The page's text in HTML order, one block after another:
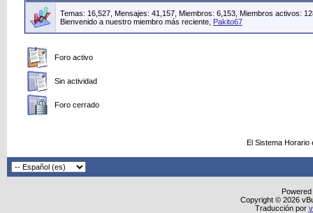
Temas: 16,527, Mensajes: 41,157, Miembros: 6,153, Miembros activos:
Bienvenido a nuestro miembro más reciente,
Pakito67
Foro activo
Sin actividad
Foro cerrado
El Sistema
Copyright © 2026
Traducción por